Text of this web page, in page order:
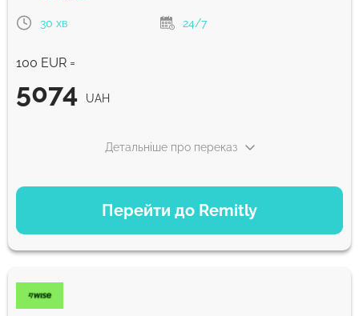
30 хв 24/7
100 EUR =
5074 UAH
Перейти до Remitly
Детальніше про переказ
ВАРІАНТИ ОПЛАТИ
Швидкий
5074 UAH 30 хв